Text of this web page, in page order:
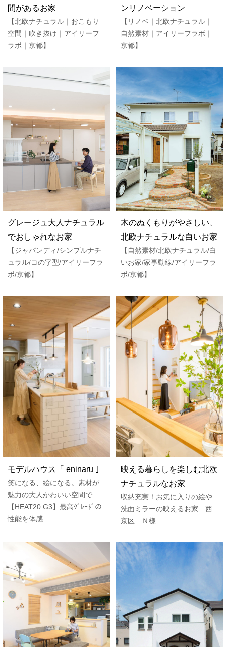
間があるお家
【北欧ナチュラル｜おこもり
空間｜吹き抜け｜アイリーフ
ラボ｜京都】
ンリノベーション
【リノベ｜北欧ナチュラル｜
自然素材｜アイリーフラボ｜
京都】
グレージュ大人ナチュラル
でおしゃれなお家
【ジャパンディ/シンプルナチ
ュラル/コの字型/アイリーフラ
ボ/京都】
木のぬくもりがやさしい、
北欧ナチュラルな白いお家
【自然素材/北欧ナチュラル/白
いお家/家事動線/アイリーフラ
ボ/京都】
モデルハウス「 eninaru ｣
笑になる、絵になる。素材が
魅力の大人かわいい空間で
【HEAT20 G3】最高ｸﾞﾚｰﾄﾞの
性能を体感
映える暮らしを楽しむ北欧
ナチュラルなお家
収納充実！お気に入りの絵や
洗面ミラーの映えるお家 西
京区 Ｎ様